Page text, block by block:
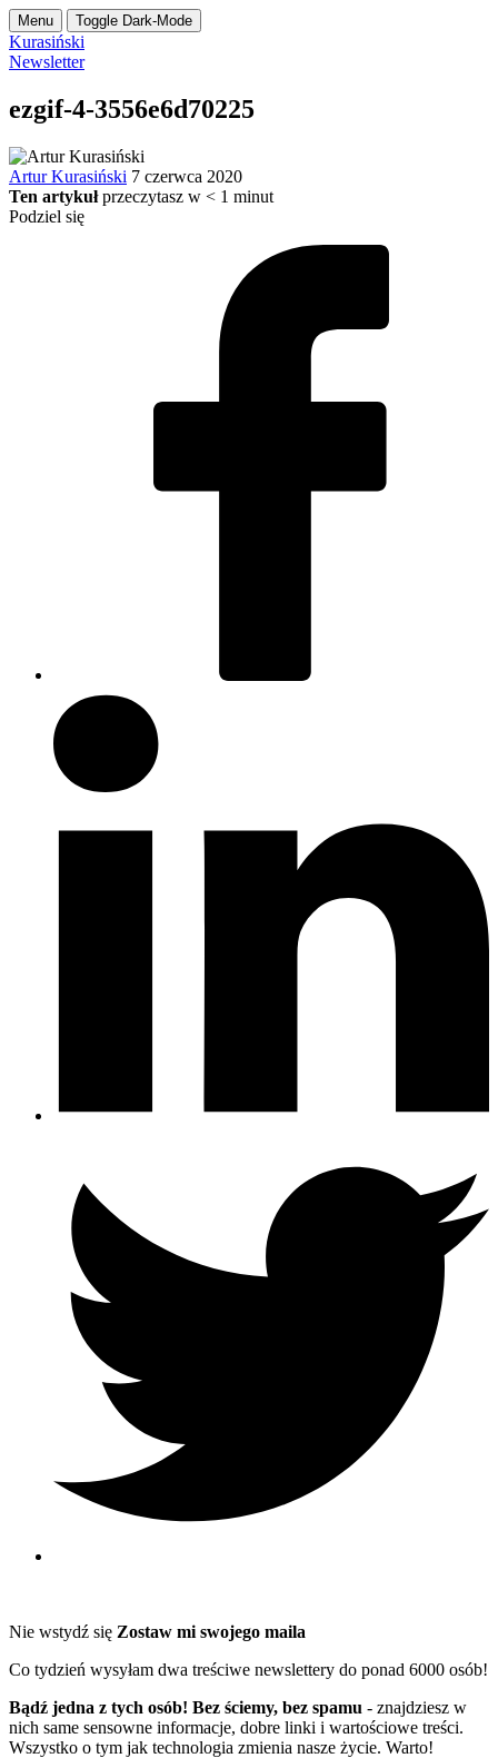
Menu Toggle Dark-Mode
Kurasiński
Newsletter
ezgif-4-3556e6d70225
Artur Kurasiński 7 czerwca 2020
Ten artykuł przeczytasz w < 1 minut
Podziel się
Nie wstydź się Zostaw mi swojego maila
Co tydzień wysyłam dwa treściwe newslettery do ponad 6000 osób!
Bądź jedna z tych osób! Bez ściemy, bez spamu - znajdziesz w
nich same sensowne informacje, dobre linki i wartościowe treści.
Wszystko o tym jak technologia zmienia nasze życie. Warto!